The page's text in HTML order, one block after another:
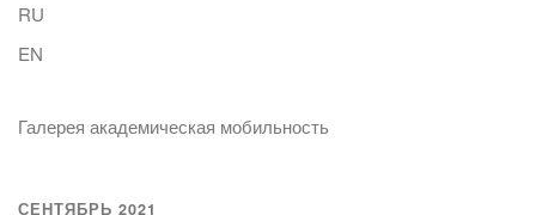
RU
EN
Галерея академическая мобильность
СЕНТЯБРЬ 2021